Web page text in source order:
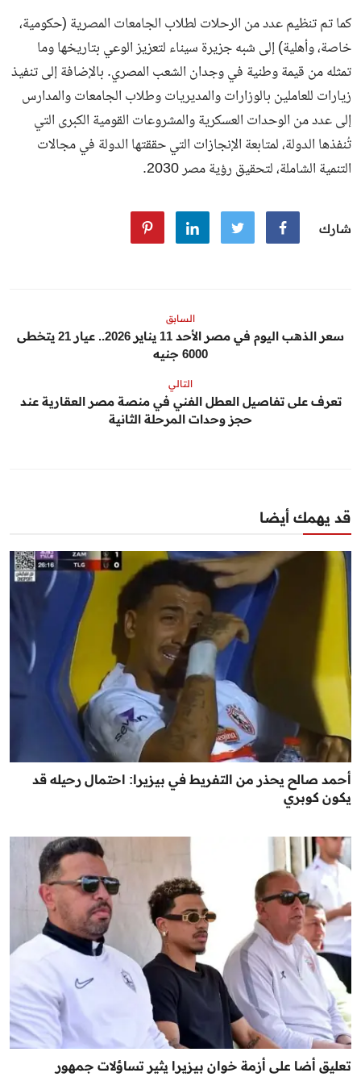
كما تم تنظيم عدد من الرحلات لطلاب الجامعات المصرية (حكومية،
خاصة، وأهلية) إلى شبه جزيرة سيناء لتعزيز الوعي بتاريخها وما
تمثله من قيمة وطنية في وجدان الشعب المصري. بالإضافة إلى تنفيذ
زيارات للعاملين بالوزارات والمديريات وطلاب الجامعات والمدارس
إلى عدد من الوحدات العسكرية والمشروعات القومية الكبرى التي
تُنفذها الدولة، لمتابعة الإنجازات التي حققتها الدولة في مجالات
التنمية الشاملة، لتحقيق رؤية مصر 2030.
شارك
السابق
سعر الذهب اليوم في مصر الأحد 11 يناير 2026.. عيار 21 يتخطى
6000 جنيه
التالي
تعرف على تفاصيل العطل الفني في منصة مصر العقارية عند
حجز وحدات المرحلة الثانية
قد يهمك أيضا
أحمد صالح يحذر من التفريط في بيزيرا: احتمال رحيله قد
يكون كوبري
تعليق أضا على أزمة خوان بيزيرا يثير تساؤلات جمهور